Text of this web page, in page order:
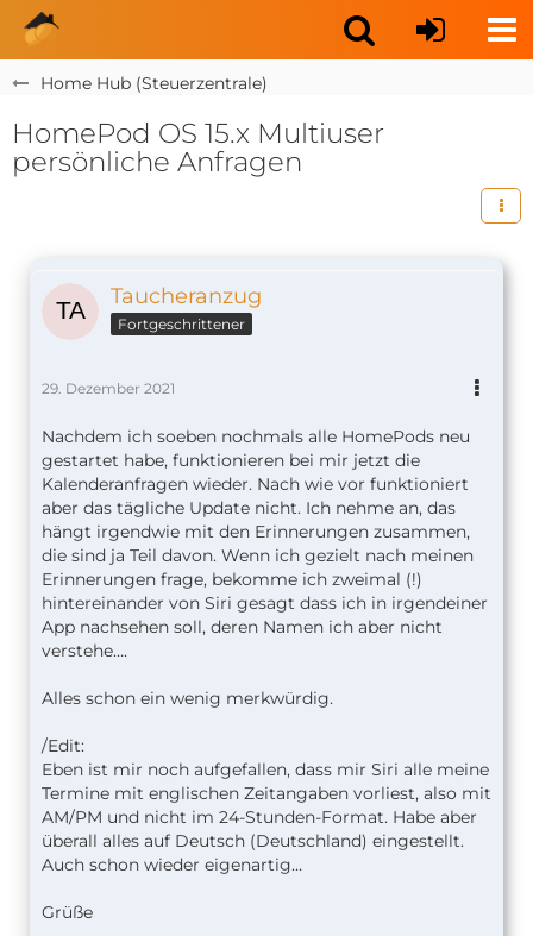
Home Hub (Steuerzentrale)
HomePod OS 15.x Multiuser
persönliche Anfragen
Taucheranzug
Fortgeschrittener
29. Dezember 2021
Nachdem ich soeben nochmals alle HomePods neu
gestartet habe, funktionieren bei mir jetzt die
Kalenderanfragen wieder. Nach wie vor funktioniert
aber das tägliche Update nicht. Ich nehme an, das
hängt irgendwie mit den Erinnerungen zusammen,
die sind ja Teil davon. Wenn ich gezielt nach meinen
Erinnerungen frage, bekomme ich zweimal (!)
hintereinander von Siri gesagt dass ich in irgendeiner
App nachsehen soll, deren Namen ich aber nicht
verstehe….
Alles schon ein wenig merkwürdig.
/Edit:
Eben ist mir noch aufgefallen, dass mir Siri alle meine
Termine mit englischen Zeitangaben vorliest, also mit
AM/PM und nicht im 24-Stunden-Format. Habe aber
überall alles auf Deutsch (Deutschland) eingestellt.
Auch schon wieder eigenartig…
Grüße